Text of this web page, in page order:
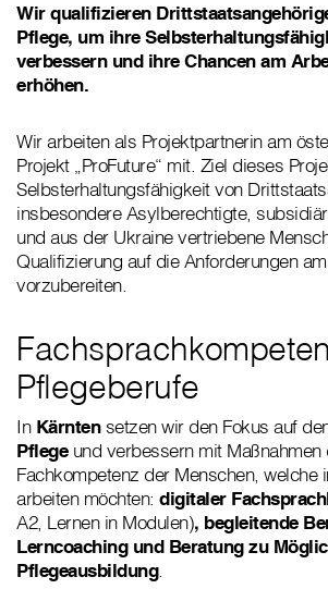
Wir qualifizieren
Pflege, um ihre
verbessern und ihre Chancen am
erhöhen.
Wir arbeiten als Projektpartnerin am
Projekt „ProFuture“ mit. Ziel dieses
Selbsterhaltungsfähigkeit von
insbesondere Asylberechtigte,
und aus der Ukraine vertriebene
Qualifizierung auf die Anforderungen
vorzubereiten.
Pflegeberufe
In Kärntensetzen wir den Fokus auf
Pflegeund verbessern mit Maßnahmen
Fachkompetenz der Menschen, welche
arbeiten möchten: digitaler
A2, Lernen in Modulen), begleitende
Lerncoaching und Beratung zu
Pflegeausbildung.